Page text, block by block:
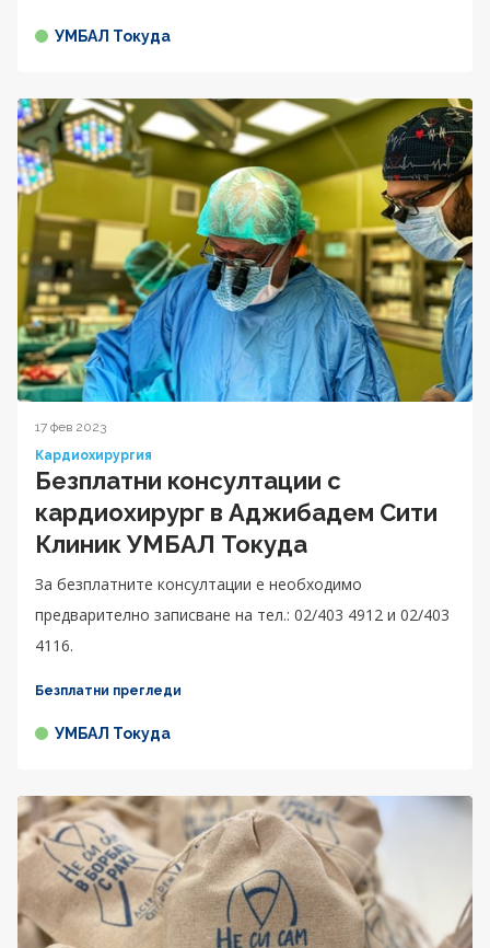
УМБАЛ Токуда
17 фев 2023
Кардиохирургия
Безплатни консултации с
кардиохирург в Аджибадем Сити
Клиник УМБАЛ Токуда
За безплатните консултации е необходимо
предварително записване на тел.: 02/403 4912 и 02/403
4116.
Безплатни прегледи
УМБАЛ Токуда